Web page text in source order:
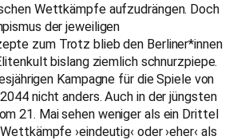
Wettkämpfe aufzudrängen. Doch
der jeweiligen
zum Trotz blieb den Berliner*innen
bislang ziemlich schnurzpiepe.
Kampagne für die Spiele von
nicht anders. Auch in der jüngsten
21. Mai sehen weniger als ein Drittel
›eindeutig‹ oder ›eher‹ als